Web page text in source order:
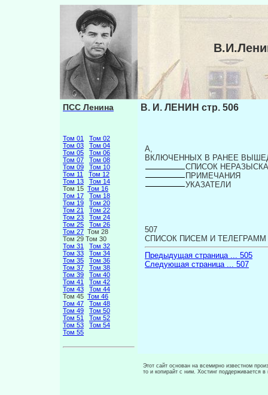
ПСС Ленина
Том 01
Том 02
Том 03
Том 04
Том 05
Том 06
Том 07
Том 08
Том 09
Том 10
Том 11
Том 12
Том 13
Том 14
Том 15 Том 16
Том 17
Том 18
Том 19
Том 20
Том 21
Том 22
Том 23
Том 24
Том 25
Том 26
Том 27 Том 28
Том 29 Том 30
Том 31
Том 32
Том 33
Том 34
Том 35
Том 36
Том 37
Том 38
Том 39
Том 40
Том 41
Том 42
Том 43
Том 44
Том 45 Том 46
Том 47
Том 48
Том 49
Том 50
Том 51
Том 52
Том 53
Том 54
Том 55
В. И. ЛЕНИН стр. 506
А,
ВКЛЮЧЕННЫХ В РАНЕЕ
СПИСОК
ПРИМЕЧАНИЯ
УКАЗАТЕЛИ
507
СПИСОК ПИСЕМ И ТЕЛЕГРАММ
Предыдущая страница ... 505
Следующая страница ... 507
Этот сайт основан на всемирно известном
то и копирайт с ним. Хостинг поддерживается